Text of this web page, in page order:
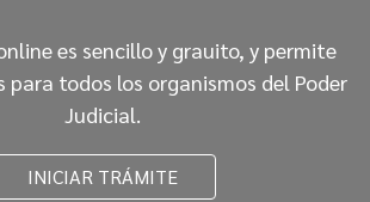
es sencillo y grauito, y permite
para todos los organismos del Poder
Judicial.
INICIAR TRÁMITE